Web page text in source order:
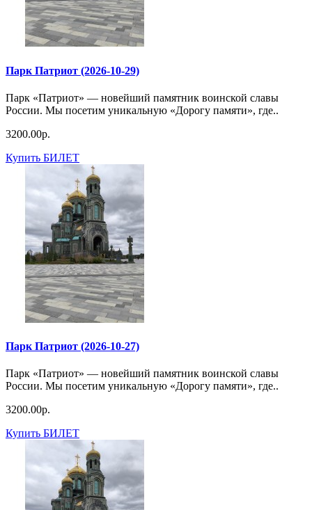
Парк Патриот (2026-10-29)
Парк «Патриот» — новейший памятник воинской славы
России. Мы посетим уникальную «Дорогу памяти», где..
3200.00р.
Купить БИЛЕТ
Парк Патриот (2026-10-27)
Парк «Патриот» — новейший памятник воинской славы
России. Мы посетим уникальную «Дорогу памяти», где..
3200.00р.
Купить БИЛЕТ